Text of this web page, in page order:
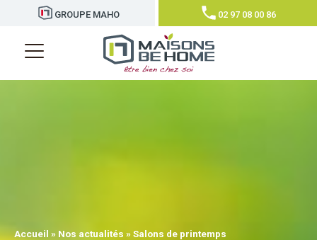
GROUPE MAHO 02 97 08 00 86
Accueil » Nos actualités »Salons de printemps